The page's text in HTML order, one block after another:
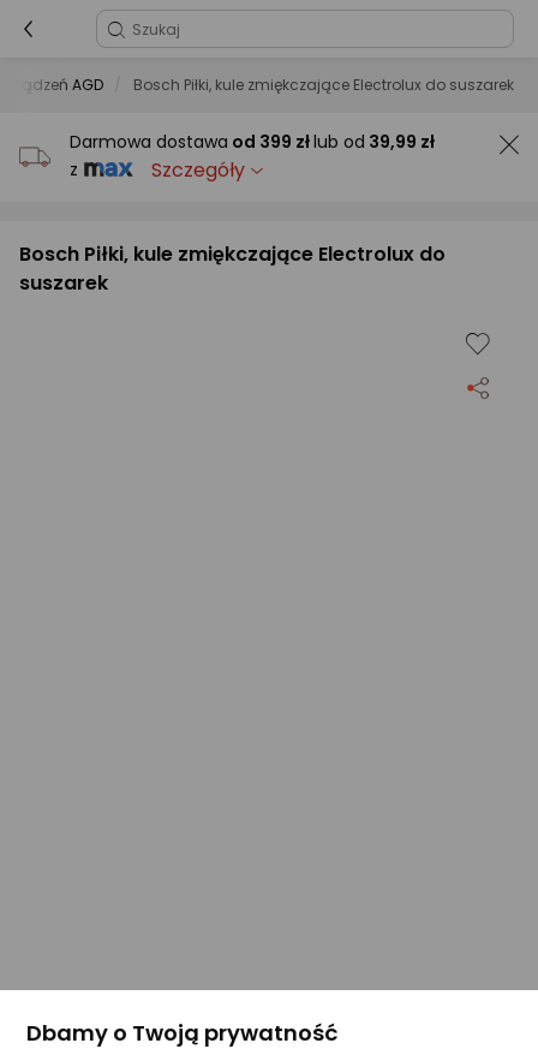
AGD Bosch Piłki, kule zmiękczające Electrolux do suszarek
Darmowa dostawa od 399 złlub od 39,99 zł
z
Szczegóły
Bosch Piłki, kule zmiękczające Electrolux do
suszarek
Dbamy o Twoją prywatność